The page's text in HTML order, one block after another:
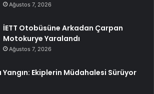
Ağustos 7, 2026
İETT Otobüsüne Arkadan Çarpan
Motokurye Yaralandı
Ağustos 7, 2026
Yangın: Ekiplerin Müdahalesi Sürüyor